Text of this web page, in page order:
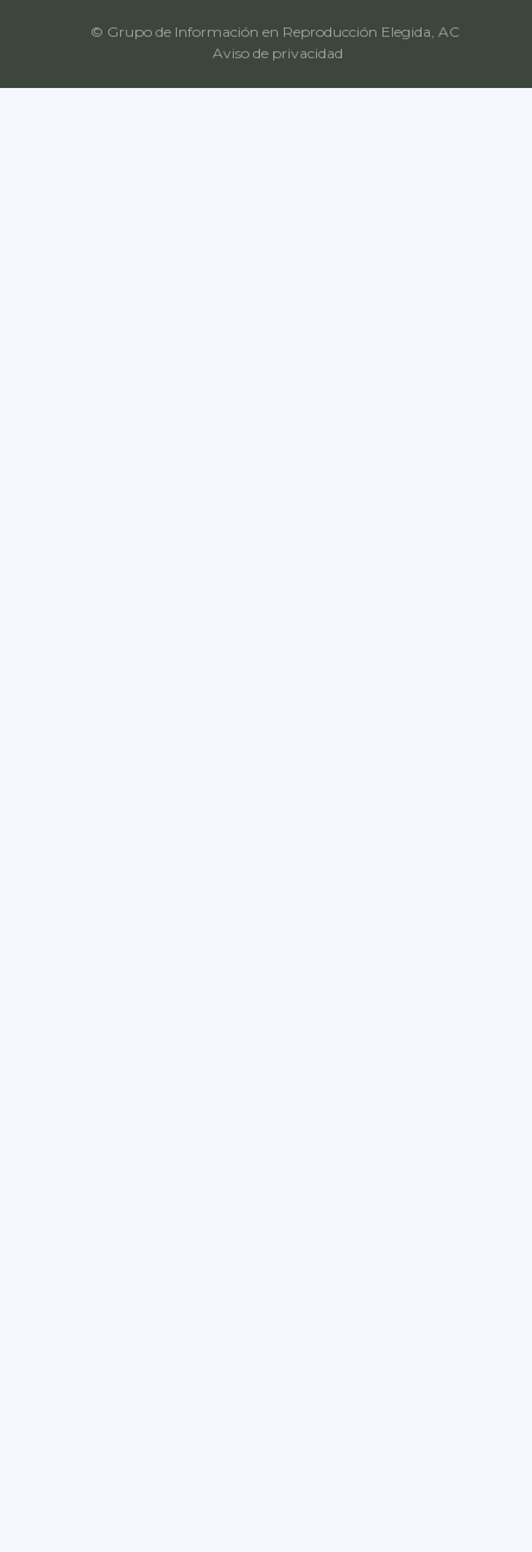
© Grupo de Información en Reproducción Elegida, AC
Aviso de privacidad